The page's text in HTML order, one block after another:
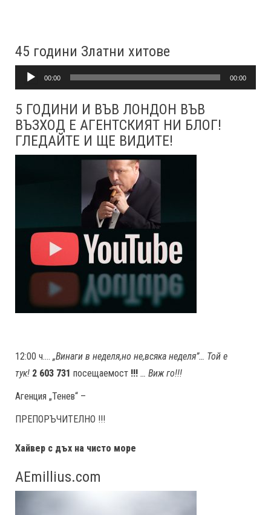
45 години Златни хитове
Аудио 00:00 00:00
5 ГОДИНИ И ВЪВ ЛОНДОН ВЪВ
ВЪЗХОД Е АГЕНТСКИЯТ НИ БЛОГ!
ГЛЕДАЙТЕ И ЩЕ ВИДИТЕ!
12:00 ч…. „Винаги в неделя,но не,всяка неделя”… Той е
тук! 2 603 731 посещаемост !!! … Виж го!!!
Агенция „Тенев“ –
ПРЕПОРЪЧИТЕЛНО !!!
Хайвер с дъх на чисто море
AEmillius.com